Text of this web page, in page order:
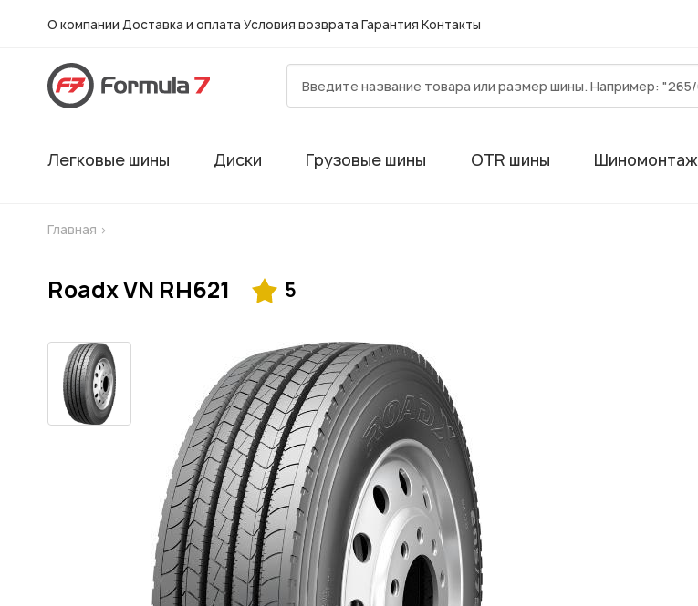
О компании Доставка и оплата Условия возврата Гарантия Контакты
Легковые шины Диски Грузовые шины OTR шины Шиномонтаж
Главная >
Roadx VN RH621 5